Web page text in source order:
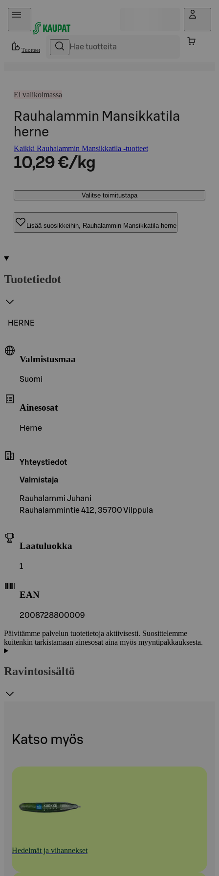
Hyppää sisältöön
Tuotteet
Ei valikoimassa
Rauhalammin Mansikkatila
herne
Kaikki Rauhalammin Mansikkatila -tuotteet
10,29 €/kg
Valitse toimitustapa
Lisää suosikkeihin, Rauhalammin Mansikkatila herne
Tuotetiedot
HERNE
Valmistusmaa
Suomi
Ainesosat
Herne
Yhteystiedot
Valmistaja
Rauhalammi Juhani
Rauhalammintie 412, 35700 Vilppula
Laatuluokka
1
EAN
2008728800009
Päivitämme palvelun tuotetietoja aktiivisesti. Suosittelemme
kuitenkin tarkistamaan ainesosat aina myös myyntipakkauksesta.
Ravintosisältö
Katso myös
Hedelmät ja vihannekset